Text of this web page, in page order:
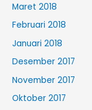
Maret 2018
Februari 2018
Januari 2018
Desember 2017
November 2017
Oktober 2017